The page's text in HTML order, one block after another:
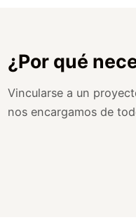
¿Por qué
Vincularse a un
nos encargamos de